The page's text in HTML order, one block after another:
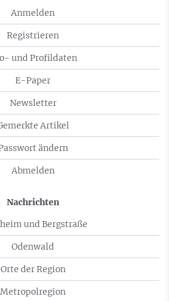
Anmelden
Registrieren
und Profildaten
E-Paper
Newsletter
Artikel
ändern
Abmelden
Nachrichten
und Bergstraße
Odenwald
Orte der Region
Metropolregion